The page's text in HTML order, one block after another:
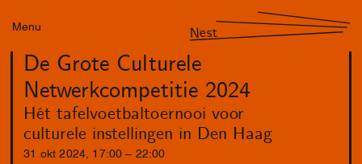
Menu Nest
De Grote Culturele
Netwerkcompetitie 2024
Hét tafelvoetbaltoernooi voor
culturele instellingen in Den Haag
31 okt 2024 17 :00 22 :00